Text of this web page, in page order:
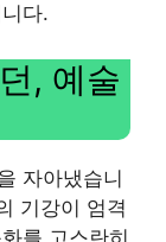
다.
, 예술
자아냈습니
기강이 엄격
를 고스란히